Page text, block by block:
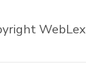
WebLex